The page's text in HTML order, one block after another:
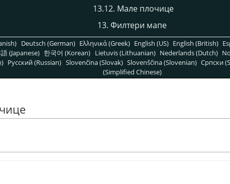
13.12. Мале плочице
13. Филтери мапе
Deutsch (German) Ελληνικά (Greek) English (US) English (British)
(Japanese) 한국어 (Korean) Lietuvis (Lithuanian) Nederlands (Dutch)
Pусский (Russian) Slovenčina (Slovak) Slovenščina (Slovenian) Српски
(Simplified Chinese)